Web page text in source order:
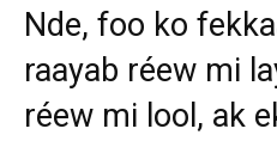
Nde, foo ko
raayab réew mi
réew mi lool, ak